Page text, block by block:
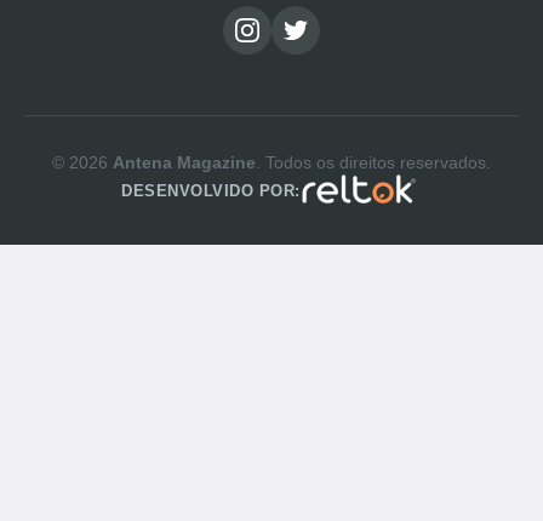
© 2026 Antena Magazine . Todos os direitos reservados.
DESENVOLVIDO POR: